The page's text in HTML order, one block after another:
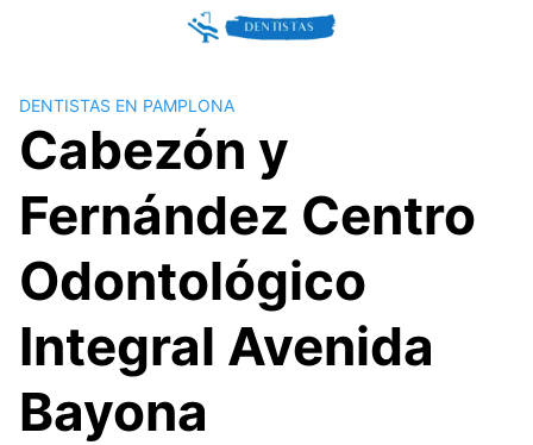
DENTISTAS EN PAMPLONA
Cabezón y
Fernández Centro
Odontológico
Integral Avenida
Bayona